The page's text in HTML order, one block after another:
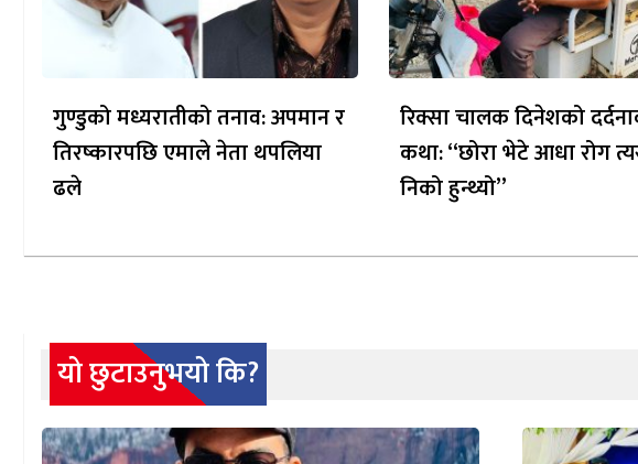
गुण्डुको मध्यरातीको तनाव: अपमान र
तिरष्कारपछि एमाले नेता थपलिया
ढले
रिक्सा चालक दिनेशको
कथा: “छोरा भेटे आधा रोग
निको हुन्थ्यो”
यो छुटाउनुभयो कि?